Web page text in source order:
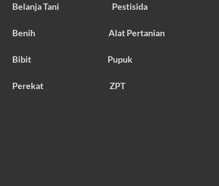
Belanja Tani Pestisida
Benih Alat Pertanian
Bibit Pupuk
Perekat ZPT